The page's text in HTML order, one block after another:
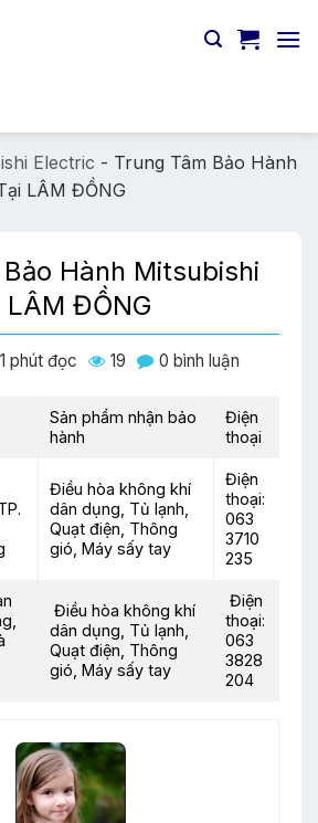
Electric - Trung Tâm Bảo Hành
LÂM ĐỒNG
Hành Mitsubishi
ĐỒNG
1 phút đọc 19 0 bình luận
Sản phẩm nhận bảo
hành
Điện
thoại
Điều hòa không khí
dân dụng, Tủ lạnh,
Quạt điện, Thông
gió, Máy sấy tay
Điện
thoại:
063
3710
235
Điều hòa không khí
dân dụng, Tủ lạnh,
Quạt điện, Thông
gió, Máy sấy tay
Điện
thoại:
063
3828
204